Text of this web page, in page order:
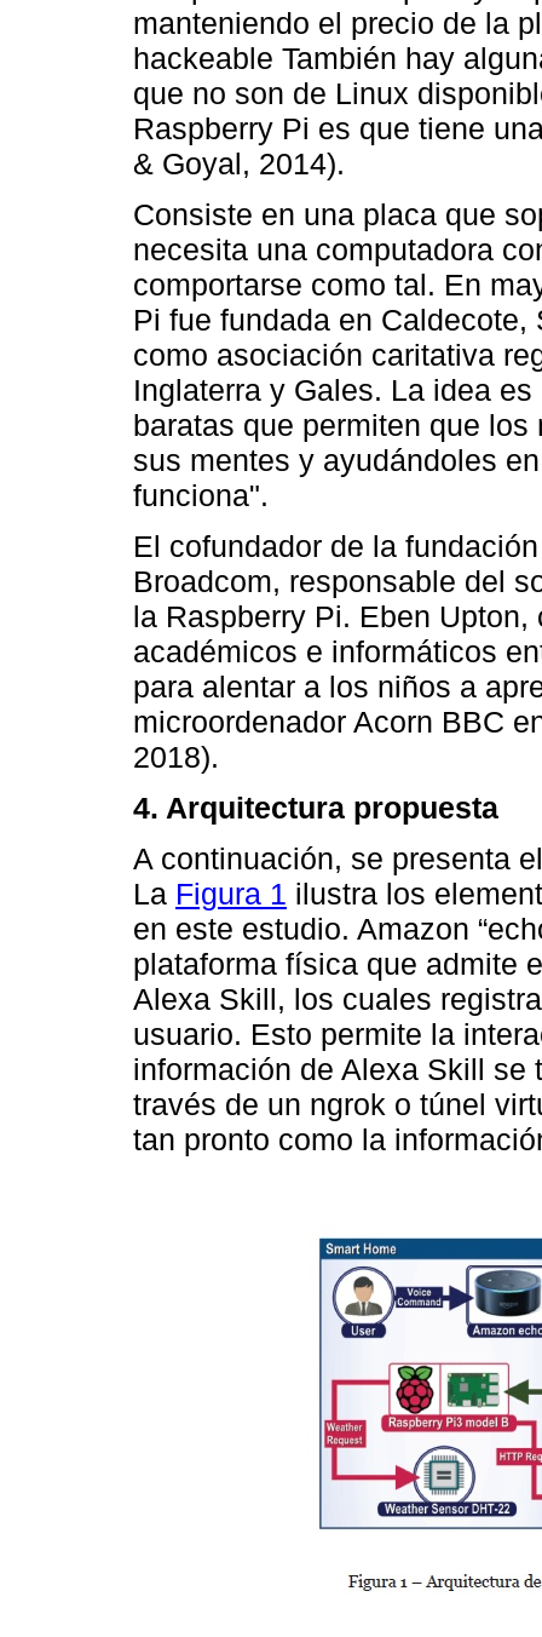
manteniendo el precio de la
hackeable También hay
que no son de Linux
Raspberry Pi es que tiene
& Goyal, 2014).
Consiste en una placa que
necesita una computadora
comportarse como tal. En
Pi fue fundada en
como asociación caritativa
Inglaterra y Gales. La idea
baratas que permiten que
sus mentes y ayudándoles
funciona".
El cofundador de la
Broadcom, responsable del
la Raspberry Pi. Eben
académicos e informáticos
para alentar a los niños a
microordenador Acorn BBC
2018).
4. Arquitectura propuesta
A continuación, se presenta
La Figura 1 ilustra los
en este estudio. Amazon
plataforma física que admite
Alexa Skill, los cuales
usuario. Esto permite la
información de Alexa Skill se
través de un ngrok o túnel
tan pronto como la